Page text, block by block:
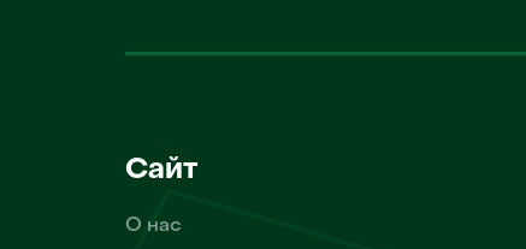
Сайт
О нас